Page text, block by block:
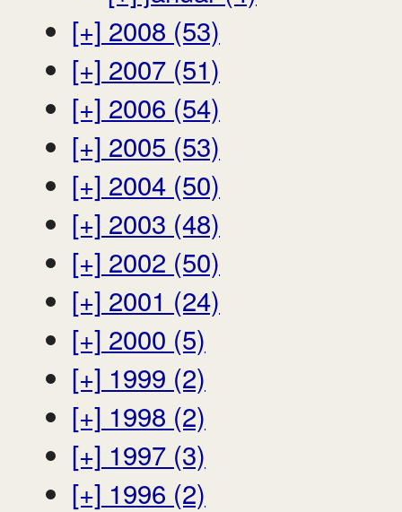
[+] 2008 (53)
[+] 2007 (51)
[+] 2006 (54)
[+] 2005 (53)
[+] 2004 (50)
[+] 2003 (48)
[+] 2002 (50)
[+] 2001 (24)
[+] 2000 (5)
[+] 1999 (2)
[+] 1998 (2)
[+] 1997 (3)
[+] 1996 (2)